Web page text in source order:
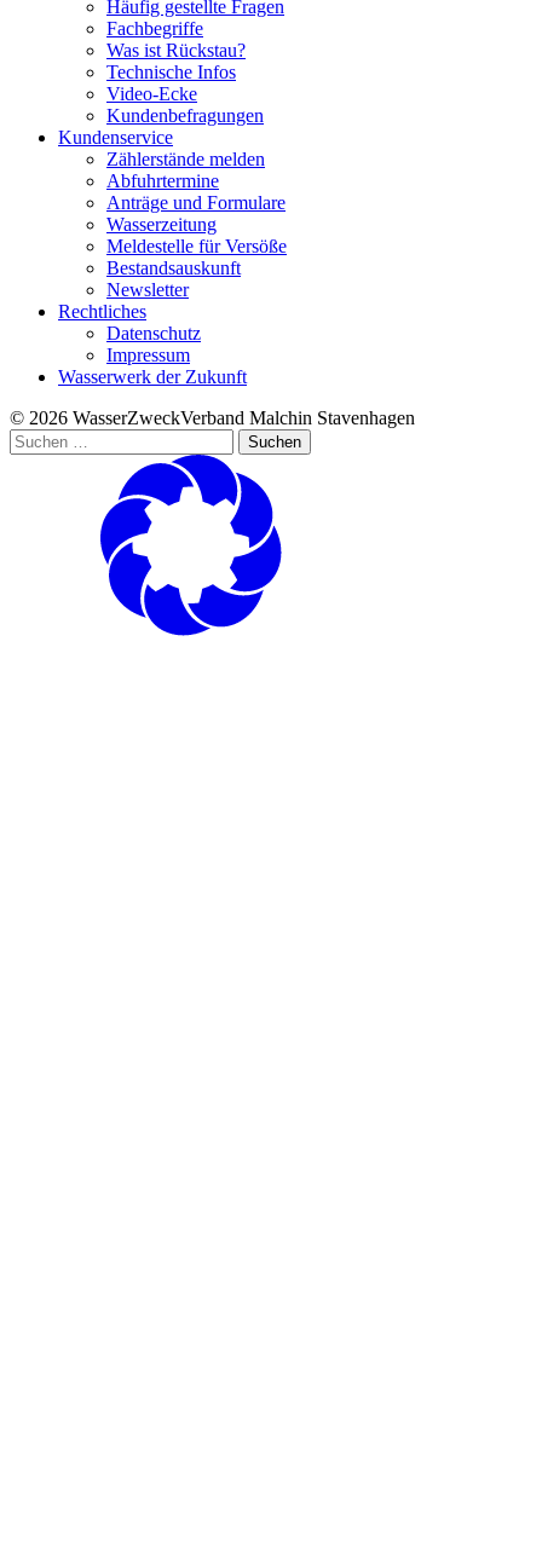
Häufig gestellte Fragen
Fachbegriffe
Was ist Rückstau?
Technische Infos
Video-Ecke
Kundenbefragungen
Kundenservice
Zählerstände melden
Abfuhrtermine
Anträge und Formulare
Wasserzeitung
Meldestelle für Versöße
Bestandsauskunft
Newsletter
Rechtliches
Datenschutz
Impressum
Wasserwerk der Zukunft
© 2026 WasserZweckVerband­ Malchin Stavenhagen